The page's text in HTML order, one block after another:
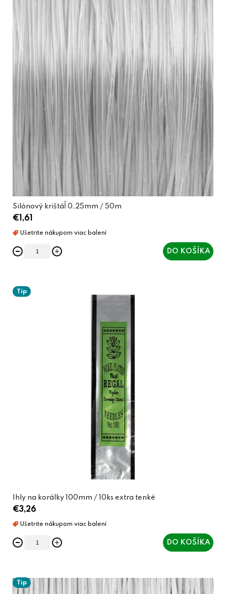
Silónový krištáľ 0,25mm / 50m
€1,61
DO KOŠÍKA
Tip
Ihly na korálky 100mm / 10ks extra tenké
€3,26
DO KOŠÍKA
Tip